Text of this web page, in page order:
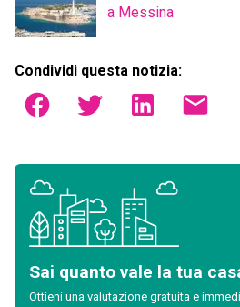
a Messina
Condividi questa notizia:
Sai quanto vale la tua
Ottieni una valutazione gratuita e